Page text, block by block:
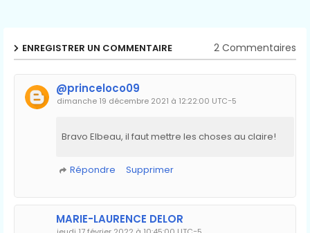
ENREGISTRER UN COMMENTAIRE 2 Commentaires
@princeloco09
dimanche 19 décembre 2021 à 12:22:00 UTC−5
Bravo Elbeau, il faut mettre les choses au claire!
Répondre Supprimer
MARIE-LAURENCE DELOR